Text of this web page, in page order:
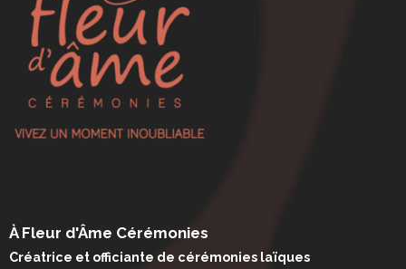
À Fleur d'Âme Cérémonies
Créatrice et officiante de cérémonies laïques